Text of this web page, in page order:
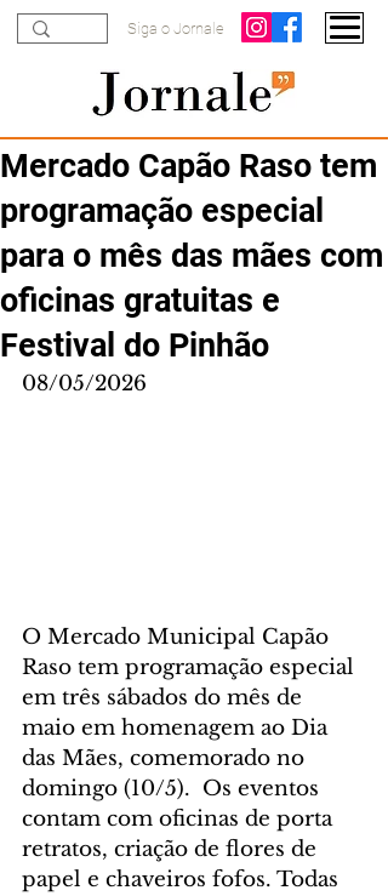
Siga o Jornale
Mercado Capão Raso tem
programação especial
para o mês das mães com
oficinas gratuitas e
Festival do Pinhão
08/05/2026
O Mercado Municipal Capão
Raso tem programação especial
em três sábados do mês de
maio em homenagem ao Dia
das Mães, comemorado no
domingo (10/5).  Os eventos
contam com oficinas de porta
retratos, criação de flores de
papel e chaveiros fofos. Todas